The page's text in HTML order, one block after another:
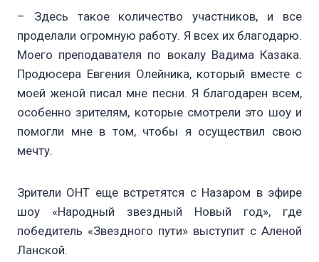
– Здесь такое количество участников, и все
проделали огромную работу. Я всех их благодарю.
Моего преподавателя по вокалу Вадима Казака.
Продюсера Евгения Олейника, который вместе с
моей женой писал мне песни. Я благодарен всем,
особенно зрителям, которые смотрели это шоу и
помогли мне в том, чтобы я осуществил свою
мечту.
Зрители ОНТ еще встретятся с Назаром в эфире
шоу «Народный звездный Новый год», где
победитель «Звездного пути» выступит с Аленой
Ланской.